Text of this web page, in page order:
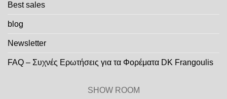
Best sales
blog
Newsletter
FAQ – Συχνές Ερωτήσεις για τα Φορέματα DK Frangoulis
SHOW ROOM